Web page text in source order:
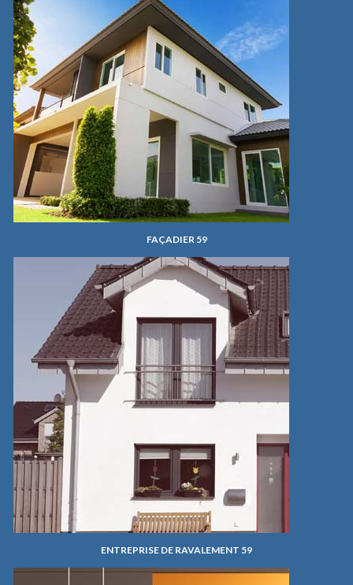
FAÇADIER 59
ENTREPRISE DE RAVALEMENT 59